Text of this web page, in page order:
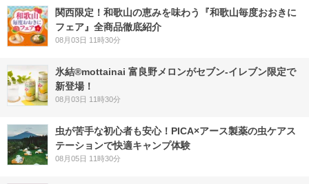
関西限定！和歌山の恵みを味わう『和歌山毎度おおきに
フェア』全商品徹底紹介
08月03日 11時30分
氷結®mottainai 富良野メロンがセブン‐イレブン限定で
新登場！
08月03日 11時30分
虫が苦手な初心者も安心！PICA×アース製薬の虫ケアス
テーションで快適キャンプ体験
08月05日 11時30分